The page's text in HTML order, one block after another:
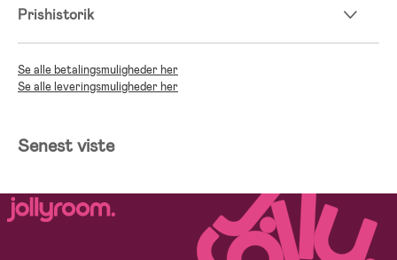
Prishistorik
Se alle betalingsmuligheder her
Se alle leveringsmuligheder her
Senest viste